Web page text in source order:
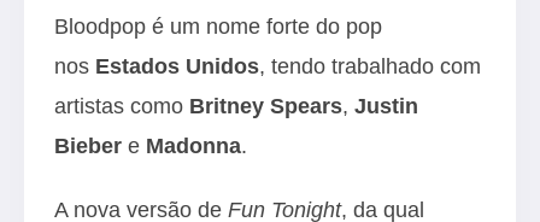
Bloodpop é um nome forte do pop
nos Estados Unidos, tendo trabalhado com
artistas como Britney Spears, Justin
Bieber e Madonna.
A nova versão de Fun Tonight, da qual